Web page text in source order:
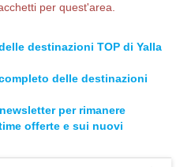
per quest'area.
destinazioni TOP di Yalla
delle destinazioni
per rimanere
offerte e sui nuovi